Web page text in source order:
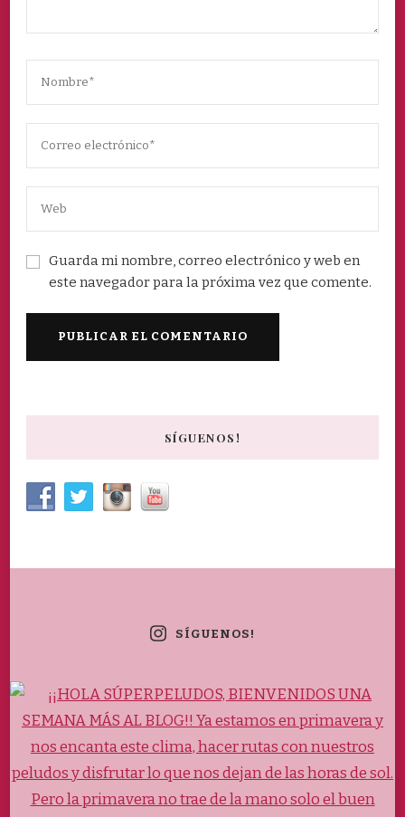
Guarda mi nombre, correo electrónico y web en
este navegador para la próxima vez que comente.
SÍGUENOS!
SÍGUENOS!